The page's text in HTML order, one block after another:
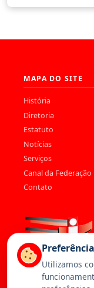
MAPA DO SITE
História
Diretoria
Estatuto
Notícias
Serviços
Canal da Federação
Contato
Utilizamos